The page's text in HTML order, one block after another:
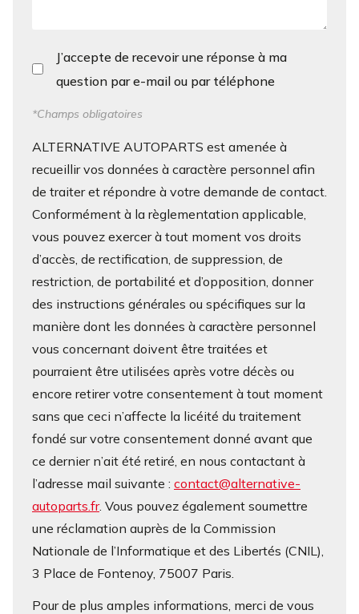
J’accepte de recevoir une réponse à ma
question par e-mail ou par téléphone
*Champs obligatoires
ALTERNATIVE AUTOPARTS est amenée à
recueillir vos données à caractère personnel afin
de traiter et répondre à votre demande de contact.
Conformément à la règlementation applicable,
vous pouvez exercer à tout moment vos droits
d’accès, de rectification, de suppression, de
restriction, de portabilité et d’opposition, donner
des instructions générales ou spécifiques sur la
manière dont les données à caractère personnel
vous concernant doivent être traitées et
pourraient être utilisées après votre décès ou
encore retirer votre consentement à tout moment
sans que ceci n’affecte la licéité du traitement
fondé sur votre consentement donné avant que
ce dernier n’ait été retiré, en nous contactant à
l’adresse mail suivante : contact@alternative-
autoparts.fr. Vous pouvez également soumettre
une réclamation auprès de la Commission
Nationale de l’Informatique et des Libertés (CNIL),
3 Place de Fontenoy, 75007 Paris.
Pour de plus amples informations, merci de vous